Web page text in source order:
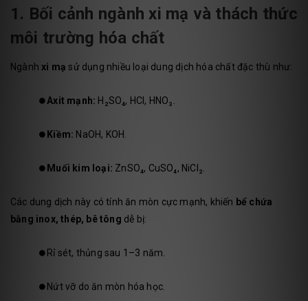
1. Bối cảnh ngành xi mạ và thách thức
môi trường hóa chất
Ngànhxi mạ sử dụng nhiều loại dung dịch hóa chất đặc thù như:
⏺️Axit mạnh: H₂SO₄, HCl, HNO₃.
⏺️ Kiềm: NaOH, KOH.
⏺️ Muối kim loại: ZnSO₄, CuSO₄, NiCl₂.
Các dung dịch này có tính ăn mòn cực mạnh, khiến bể chứa
bằng inox, thép, bê tông dễ bị:
⏺️Rỉ sét, thủng sau 1–3 năm.
⏺️Nứt vỡ do ăn mòn hóa học.